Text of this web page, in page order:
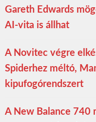
Gareth Edwards
AI-vita is állhat
A Novitec végre
Spiderhez méltó,
kipufogórendszert
A New Balance 740